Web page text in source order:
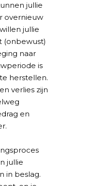
jullie
overnieuw
jullie
(onbewust)
naar
is
herstellen.
verlies zijn
en
jullie
in beslag.